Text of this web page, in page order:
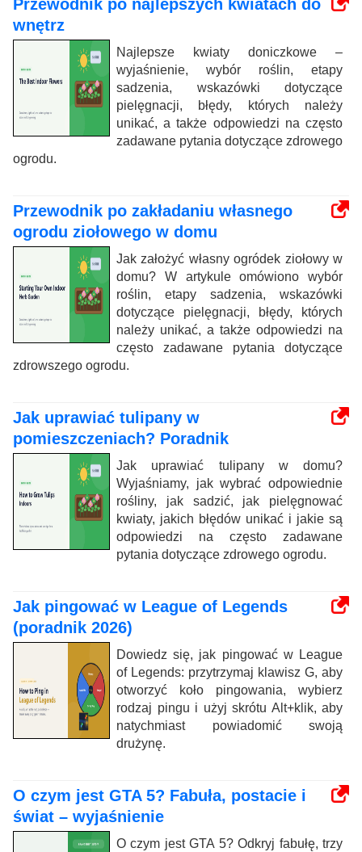
Przewodnik po najlepszych kwiatach do
wnętrz
Najlepsze kwiaty doniczkowe –
wyjaśnienie, wybór roślin, etapy
sadzenia, wskazówki dotyczące
pielęgnacji, błędy, których należy
unikać, a także odpowiedzi na często
zadawane pytania dotyczące zdrowego
ogrodu.
Przewodnik po zakładaniu własnego
ogrodu ziołowego w domu
Jak założyć własny ogródek ziołowy w
domu? W artykule omówiono wybór
roślin, etapy sadzenia, wskazówki
dotyczące pielęgnacji, błędy, których
należy unikać, a także odpowiedzi na
często zadawane pytania dotyczące
zdrowszego ogrodu.
Jak uprawiać tulipany w
pomieszczeniach? Poradnik
Jak uprawiać tulipany w domu?
Wyjaśniamy, jak wybrać odpowiednie
rośliny, jak sadzić, jak pielęgnować
kwiaty, jakich błędów unikać i jakie są
odpowiedzi na często zadawane
pytania dotyczące zdrowego ogrodu.
Jak pingować w League of Legends
(poradnik 2026)
Dowiedz się, jak pingować w League
of Legends: przytrzymaj klawisz G, aby
otworzyć koło pingowania, wybierz
rodzaj pingu i użyj skrótu Alt+klik, aby
natychmiast powiadomić swoją
drużynę.
O czym jest GTA 5? Fabuła, postacie i
świat – wyjaśnienie
O czym jest GTA 5? Odkryj fabułę, trzy